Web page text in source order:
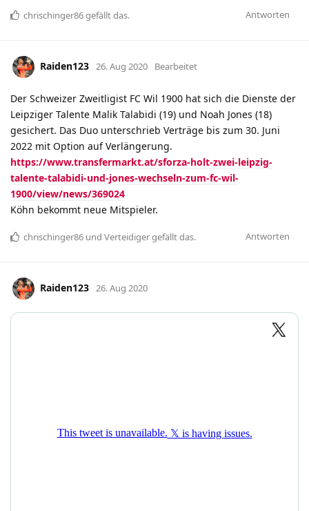
Antworten
chrischinger86gefällt das.
Raiden123 26. Aug 2020 Bearbeitet
Der Schweizer Zweitligist FC Wil 1900 hat sich die Dienste der
Leipziger Talente Malik Talabidi (19) und Noah Jones (18)
gesichert. Das Duo unterschrieb Verträge bis zum 30. Juni
2022 mit Option auf Verlängerung.
https://www.transfermarkt.at/sforza-holt-zwei-leipzig-
talente-talabidi-und-jones-wechseln-zum-fc-wil-
1900/view/news/369024
Köhn bekommt neue Mitspieler.
Antworten
chrischinger86 und Verteidigergefällt das.
Raiden123 26. Aug 2020